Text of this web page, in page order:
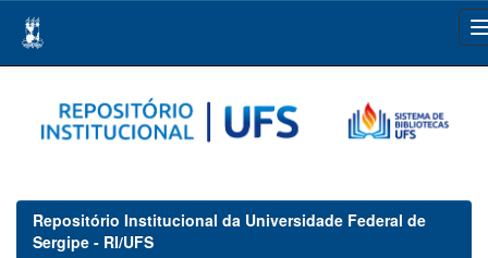
navigation
Repositório Institucional da Universidade Federal de
Sergipe - RI/UFS